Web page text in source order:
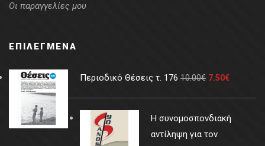
Οι παραγγελίες μου
ΕΠΙΛΕΓΜΈΝΑ
Περιοδικό Θέσεις τ. 176 10.00€ 7.50€
Η συνομοσπονδιακή
αντίληψη για τον